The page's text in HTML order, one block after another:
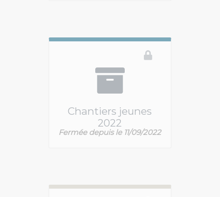
Chantiers jeunes
2022
Ce téléservice n'est pas disponible
Fermée depuis le 11/09/2022